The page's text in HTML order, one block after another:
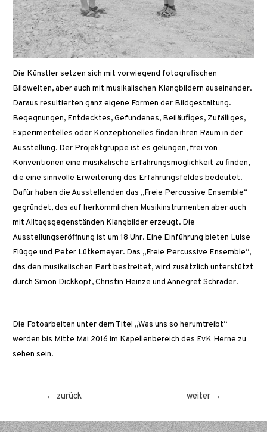
Die Künstler setzen sich mit vorwiegend fotografischen
Bildwelten, aber auch mit musikalischen Klangbildern auseinander.
Daraus resultierten ganz eigene Formen der Bildgestaltung.
Begegnungen, Entdecktes, Gefundenes, Beiläufiges, Zufälliges,
Experimentelles oder Konzeptionelles finden ihren Raum in der
Ausstellung. Der Projektgruppe ist es gelungen, frei von
Konventionen eine musikalische Erfahrungsmöglichkeit zu finden,
die eine sinnvolle Erweiterung des Erfahrungsfeldes bedeutet.
Dafür haben die Ausstellenden das „Freie Percussive Ensemble“
gegründet, das auf herkömmlichen Musikinstrumenten aber auch
mit Alltagsgegenständen Klangbilder erzeugt. Die
Ausstellungseröffnung ist um 18 Uhr. Eine Einführung bieten Luise
Flügge und Peter Lütkemeyer. Das „Freie Percussive Ensemble“,
das den musikalischen Part bestreitet, wird zusätzlich unterstützt
durch Simon Dickkopf, Christin Heinze und Annegret Schrader.
Die Fotoarbeiten unter dem Titel „Was uns so herumtreibt“
werden bis Mitte Mai 2016 im Kapellenbereich des EvK Herne zu
sehen sein.
Beitragsnavigation
← zurück weiter →